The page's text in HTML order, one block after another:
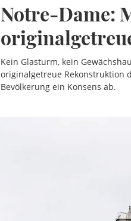
Notre-Dame:
Kein Glasturm, kein
originalgetreue Rekonstruktion
Bevölkerung ein Konsens ab.